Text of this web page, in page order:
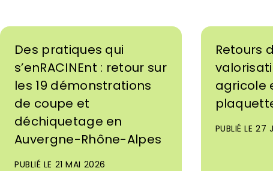
Des pratiques qui
s’enRACINEnt : retour sur
les 19 démonstrations
de coupe et
déchiquetage en
Auvergne-Rhône-Alpes
PUBLIÉ LE 21 MAI 2026
Retours
agricole
PUBLIÉ LE 27